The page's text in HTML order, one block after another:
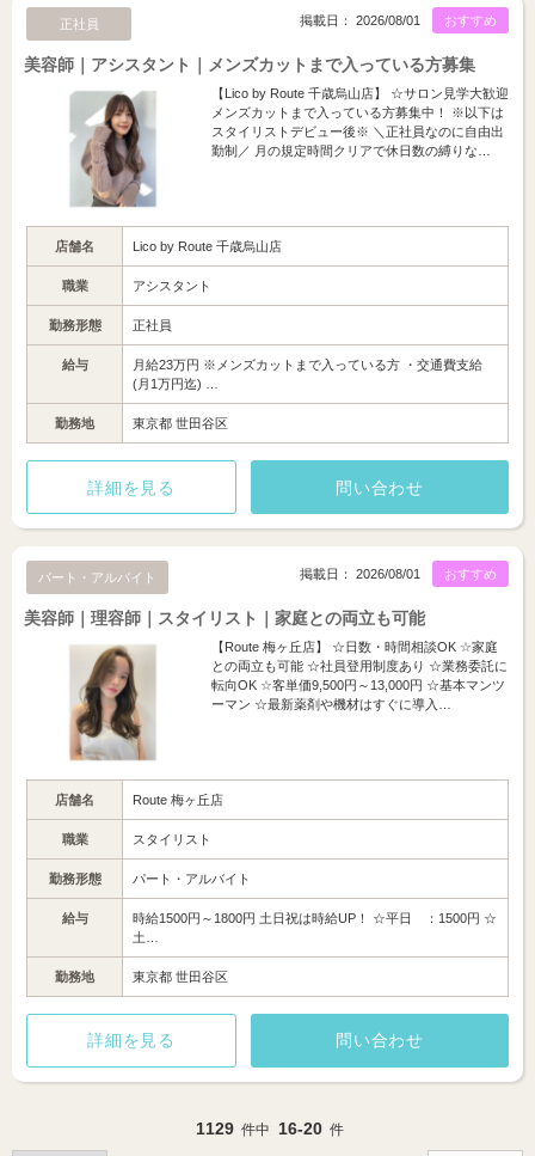
正社員 おすすめ
掲載日： 2026/08/01
美容師｜アシスタント｜メンズカットまで入っている方募集
【Lico by Route 千歳烏山店】 ☆サロン見学大歓迎
メンズカットまで入っている方募集中！ ※以下は
スタイリストデビュー後※ ＼正社員なのに自由出
勤制／ 月の規定時間クリアで休日数の縛りな…
店舗名 Lico by Route 千歳烏山店
職業 アシスタント
勤務形態 正社員
給与
月給23万円 ※メンズカットまで入っている方 ・交通費支給
(月1万円迄) …
勤務地 東京都 世田谷区
詳細を見る 問い合わせ
パート・アルバイト おすすめ
掲載日： 2026/08/01
美容師｜理容師｜スタイリスト｜家庭との両立も可能
【Route 梅ヶ丘店】 ☆日数・時間相談OK ☆家庭
との両立も可能 ☆社員登用制度あり ☆業務委託に
転向OK ☆客単価9,500円～13,000円 ☆基本マンツ
ーマン ☆最新薬剤や機材はすぐに導入…
店舗名 Route 梅ヶ丘店
職業 スタイリスト
勤務形態 パート・アルバイト
給与
時給1500円～1800円 土日祝は時給UP！ ☆平日 ：1500円 ☆
土…
勤務地 東京都 世田谷区
詳細を見る 問い合わせ
1129 件中 16-20 件